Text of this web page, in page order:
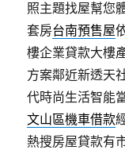
照主題找屋幫您
套房台南預售屋
樓企業貸款大樓
方案鄰近新透天
代時尚生活智能
文山區機車借款
熱搜房屋貸款有